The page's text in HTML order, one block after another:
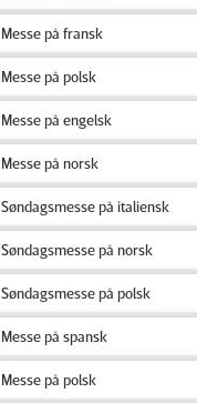
Messe på fransk
Messe på polsk
Messe på engelsk
Messe på norsk
Søndagsmesse på italiensk
Søndagsmesse på norsk
Søndagsmesse på polsk
Messe på spansk
Messe på polsk